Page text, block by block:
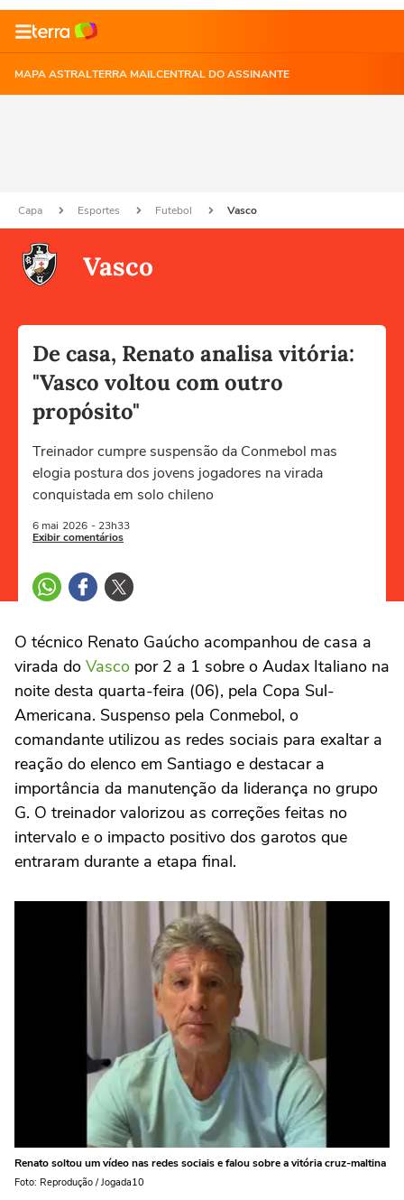
MAPA ASTRALTERRA MAILCENTRAL DO ASSINANTE
Capa Esportes Futebol Vasco
Vasco
De casa, Renato analisa vitória:
"Vasco voltou com outro
propósito"
Treinador cumpre suspensão da Conmebol mas
elogia postura dos jovens jogadores na virada
conquistada em solo chileno
6 mai 2026 - 23h33
Exibir comentários
O técnico Renato Gaúcho acompanhou de casa a
virada do Vasco por 2 a 1 sobre o Audax Italiano na
noite desta quarta-feira (06), pela Copa Sul-
Americana. Suspenso pela Conmebol, o
comandante utilizou as redes sociais para exaltar a
reação do elenco em Santiago e destacar a
importância da manutenção da liderança no grupo
G. O treinador valorizou as correções feitas no
intervalo e o impacto positivo dos garotos que
entraram durante a etapa final.
Renato soltou um vídeo nas redes sociais e falou sobre a vitória cruz-maltina
Foto: Reprodução / Jogada10